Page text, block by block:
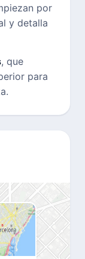
por
y detalla
, que
para